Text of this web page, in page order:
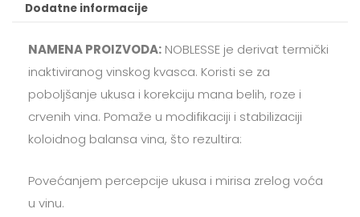
Dodatne informacije
NAMENA PROIZVODA: NOBLESSE je derivat termički
inaktiviranog vinskog kvasca. Koristi se za
poboljšanje ukusa i korekciju mana belih, roze i
crvenih vina. Pomaže u modifikaciji i stabilizaciji
koloidnog balansa vina, što rezultira:
Povećanjem percepcije ukusa i mirisa zrelog voća
u vinu.